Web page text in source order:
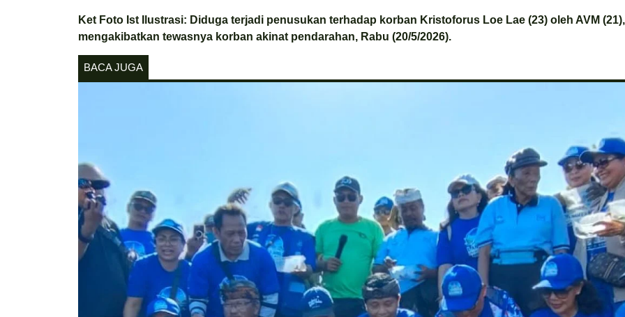
Ket Foto Ist Ilustrasi: Diduga terjadi penusukan terhadap korban Kristoforus Loe Lae (23) oleh AVM (21),
mengakibatkan tewasnya korban akinat pendarahan, Rabu (20/5/2026).
BACA JUGA